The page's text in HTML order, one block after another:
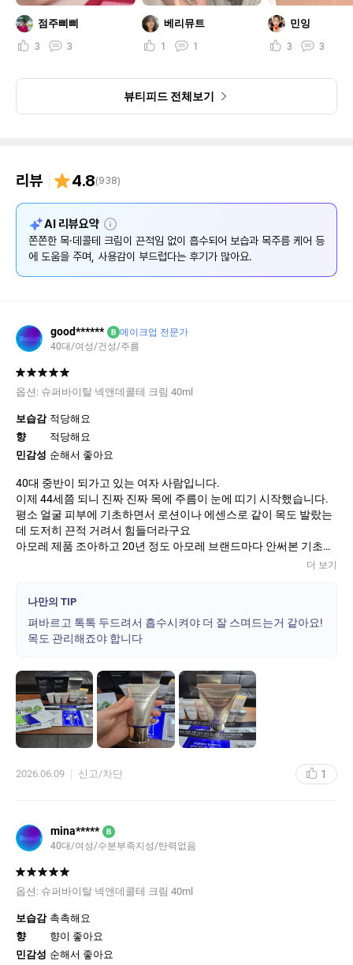
점주삐삐
3 3
베리뮤트
1 1
민잉
3 3
뷰티피드 전체보기
리뷰 4.8(938)
AI 리뷰요약 설
명
쫀쫀한 목·데콜테 크림이 끈적임 없이 흡수되어 보습과 목주름 케어 등
에 도움을 주며, 사용감이 부드럽다는 후기가 많아요.
good****** B 메이크업 전문가
40대/여성/건성/주름
옵션: 슈퍼바이탈 넥앤데콜테 크림 40ml
보습감 적당해요
향
적당해요
민감성 순해서 좋아요
40대 중반이 되가고 있는 여자 사람입니다.
이제 44세쯤 되니 진짜 진짜 목에 주름이 눈에 띠기 시작했습니다.
평소 얼굴 피부에 기초하면서 로션이나 에센스로 같이 목도 발랐는
데 도저히 끈적 거려서 힘들더라구요
아모레 제품 조아하고 20년 정도 아모레 브랜드마다 안써본 기초가
피부상태 별로 사용중인데 그리고 보니 목은...
별신경 없이 그냥 되는데로 사용했다 안했다 했는데 이젠 안되겠다
싶어서 맘 먹고 목 전용 기초 구매해봅니다.
목에 펴바르고 톡톡~~ 스며듭니다.
쏵~끈적임 없고 느낌이 프라이머 바른듯한 느낌이에요
주름은 딱히 없어졌다고 현재는 느끼지 못했지만 사용감자체 만으
로조 만족하면 사용중이에요
끈적이지 않는다는게 가장 와닿네요
목 주릎은 체감될때는 깊어진거라 하던데 펴지는거 기대하기보다
지금보다 더 나빠지지 않는걸로 만족하며 사용할 생각이에요😊
더 보기
나만의 TIP
펴바르고 톡톡 두드려서 흡수시켜야 더 잘 스며드는거 같아요!
목도 관리해죠야 합니다
2026.06.09 신고/차단 1
mina***** B
40대/여성/수분부족지성/탄력없음
옵션: 슈퍼바이탈 넥앤데콜테 크림 40ml
보습감 촉촉해요
향
향이 좋아요
민감성 순해서 좋아요